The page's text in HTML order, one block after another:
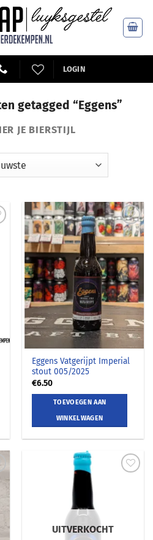
LOGIN
getagged “Eggens”
JE BIERSTIJL
Eggens Vatgerijpt Imperial
stout 005/2025
€6.50
TOEVOEGEN AAN
WINKELWAGEN
UITVERKOCHT